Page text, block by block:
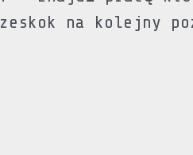
na kolejny